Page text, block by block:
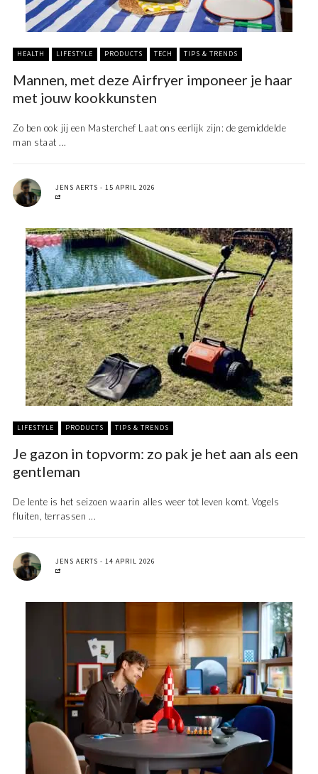
HEALTH LIFESTYLE PRODUCTS TECH TIPS & TRENDS
Mannen, met deze Airfryer imponeer je haar
met jouw kookkunsten
Zo ben ook jij een Masterchef Laat ons eerlijk zijn: de gemiddelde
man staat ...
JENS AERTS 15 APRIL 2026
LIFESTYLE PRODUCTS TIPS & TRENDS
Je gazon in topvorm: zo pak je het aan als een
gentleman
De lente is het seizoen waarin alles weer tot leven komt. Vogels
fluiten, terrassen ...
JENS AERTS 14 APRIL 2026